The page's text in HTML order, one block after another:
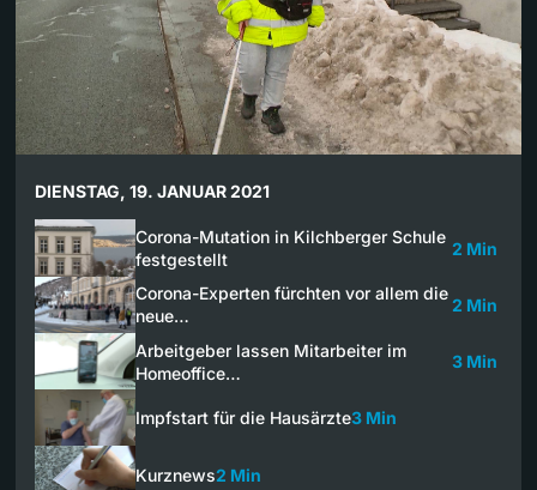
DIENSTAG, 19. JANUAR 2021
Corona-Mutation in Kilchberger Schule
festgestellt
2 Min
Corona-Experten fürchten vor allem die
neue…
2 Min
Arbeitgeber lassen Mitarbeiter im
Homeoffice…
3 Min
Impfstart für die Hausärzte3 Min
Kurznews2 Min